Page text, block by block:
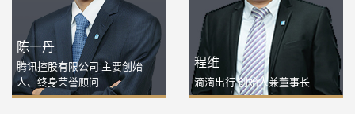
陈一丹
腾讯控股有限公司 主要创始
人、终身荣誉顾问
程维
滴滴出行 创始人兼董事长